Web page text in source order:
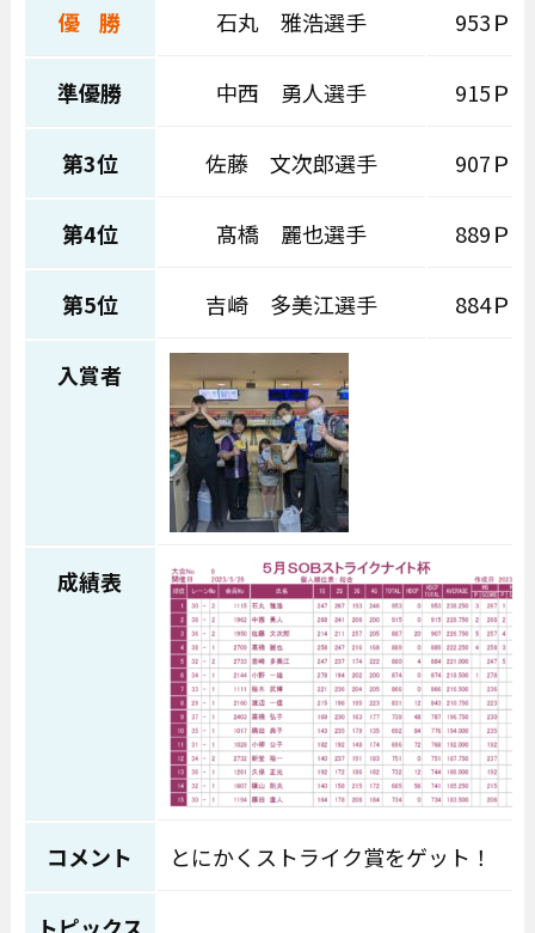
優 勝 石丸 雅浩選手 953Ｐ
準優勝 中西 勇人選手 915Ｐ
第3位 佐藤 文次郎選手 907Ｐ
第4位 髙橋 麗也選手 889Ｐ
第5位 吉崎 多美江選手 884Ｐ
入賞者
成績表
コメント とにかくストライク賞をゲット！
トピックス